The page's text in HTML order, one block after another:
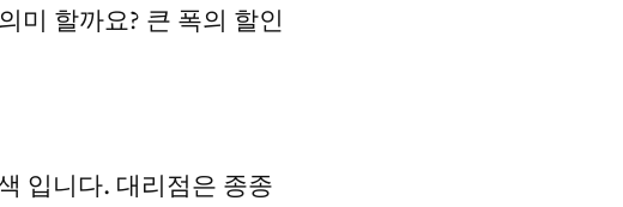
미 할까요? 큰 폭의 할인
입니다. 대리점은 종종